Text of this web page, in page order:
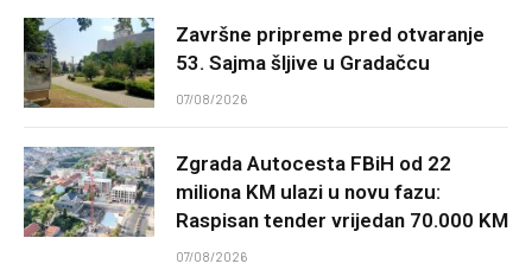
Završne pripreme pred otvaranje
53. Sajma šljive u Gradačcu
07/08/2026
Zgrada Autocesta FBiH od 22
miliona KM ulazi u novu fazu:
Raspisan tender vrijedan 70.000 KM
07/08/2026